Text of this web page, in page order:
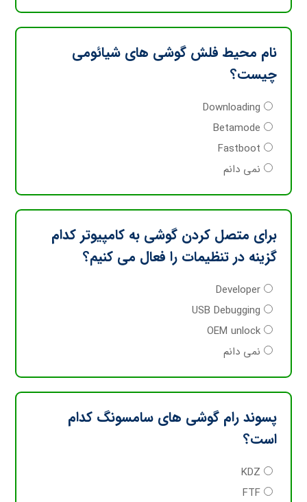
نام محیط فلش گوشی های شیائومی
چیست؟
نمی دانم
برای متصل کردن گوشی به کامپیوتر کدام
گزینه در تنظیمات را فعال می کنیم؟
Developer
OEM unlock
نمی دانم
پسوند رام گوشی های سامسونگ کدام
است؟
FTF